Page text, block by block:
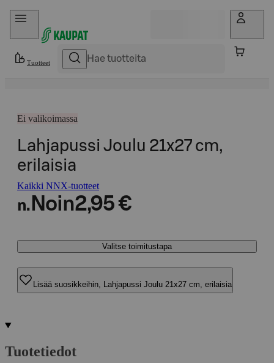
Hyppää sisältöön
Tuotteet
Ei valikoimassa
Lahjapussi Joulu 21x27 cm,
erilaisia
Kaikki NNX-tuotteet
n. Noin2,95 €
Valitse toimitustapa
Lisää suosikkeihin, Lahjapussi Joulu 21x27 cm, erilaisia
Tuotetiedot